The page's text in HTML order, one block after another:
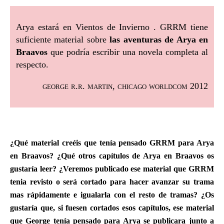
Arya estará en Vientos de Invierno . GRRM tiene
suficiente material sobrelas aventuras de Arya en
Braavos que podría escribir una novela completa al
respecto.
george r.r. martin, chicago worldcom 2012
¿Qué material creéis que tenía pensado GRRM para Arya
en Braavos? ¿Qué otros capítulos de Arya en Braavos os
gustaría leer? ¿Veremos publicado ese material que GRRM
tenia revisto o será cortado para hacer avanzar su trama
mas rápidamente e igualarla con el resto de tramas? ¿Os
gustaría que, si fuesen cortados esos capítulos, ese material
que George tenía pensado para Arya se publicara junto a